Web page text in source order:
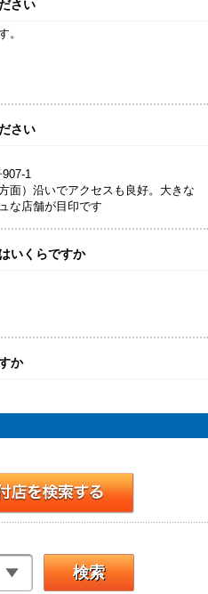
さい
。
さい
1
面）沿いでアクセスも良好。大きな
な店舗が目印です
いくらですか
か